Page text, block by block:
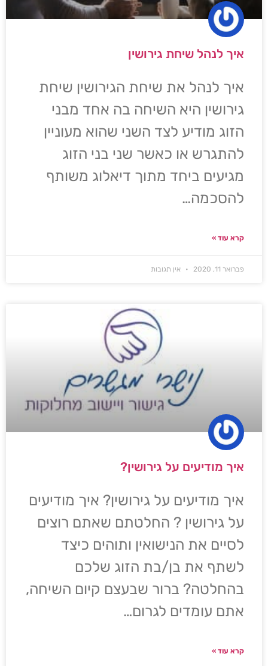
איך לנהל שיחת גירושין
איך לנהל את שיחת הגירושין שיחת
גירושין היא השיחה בה אחד מבני
הזוג מודיע לצד השני שהוא מעוניין
להתגרש או כאשר שני בני הזוג
מגיעים ביחד מתוך דיאלוג משותף
להסכמה…
קרא עוד »
פברואר 11, 2020 אין תגובות
איך מודיעים על גירושין?
איך מודיעים על גירושין? איך מודיעים
על גירושין ? החלטתם שאתם רוצים
לסיים את הנישואין ותוהים כיצד
לשתף את בן/בת הזוג שלכם
בהחלטה? ברור שבעצם קיום השיחה,
אתם עומדים לגרום…
קרא עוד »